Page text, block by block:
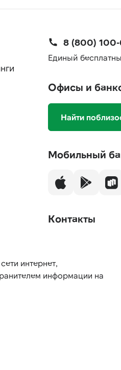
8 (800) 100-
Единый
Офисы и
Найти
Мобильный
Контакты
интернет,
информации на